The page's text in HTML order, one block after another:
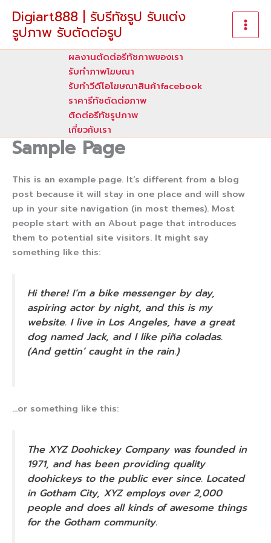
content
Digiart888 | รับรีทัชรูป รับแต่ง
รูปภาพ รับตัดต่อรูป
ผลงานตัดต่อรีทัชภาพของเรา
รับทําภาพโฆษณา
รับทำวีดีโอโฆษณาสินค้าfacebook
ราคารีทัชตัดต่อภาพ
ติดต่อรีทัชรูปภาพ
เกี่ยวกับเรา
Sample Page
This is an example page. It’s different from a blog
post because it will stay in one place and will show
up in your site navigation (in most themes). Most
people start with an About page that introduces
them to potential site visitors. It might say
something like this:
Hi there! I’m a bike messenger by day,
aspiring actor by night, and this is my
website. I live in Los Angeles, have a great
dog named Jack, and I like piña coladas.
(And gettin’ caught in the rain.)
…or something like this:
The XYZ Doohickey Company was founded in
1971, and has been providing quality
doohickeys to the public ever since. Located
in Gotham City, XYZ employs over 2,000
people and does all kinds of awesome things
for the Gotham community.